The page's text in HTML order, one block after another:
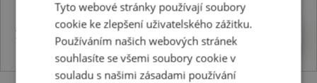
1966 Kč Koupit
Tyto webové stránky používají soubory
cookie ke zlepšení uživatelského zážitku.
Používáním našich webových stránek
souhlasíte se všemi soubory cookie v
souladu s našimi zásadami používání